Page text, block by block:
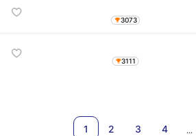
3073
3111
1 2 3 4 …